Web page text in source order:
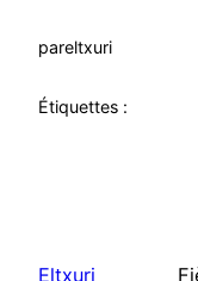
pareltxuri
Étiquettes :
Eltxuri